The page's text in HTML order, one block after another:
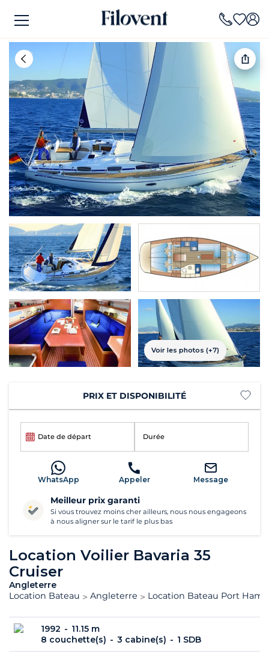
Voir les photos (+7)
Location Voilier Bavaria 35
Cruiser
Angleterre
Location Bateau
Angleterre Location Bateau Port
1992
11.15 m
8 couchette(s)
3 cabine(s) 1 SDB
PRIX ET DISPONIBILITÉ
Date de départ Durée
WhatsApp Appeler Message
Meilleur prix garanti
Si vous trouvez moins cher ailleurs, nous nous engageons
à nous aligner sur le tarif le plus bas